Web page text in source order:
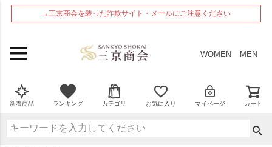
→三京商会を装った詐欺サイト・メールにご注意ください
WOMEN MEN
新着商品 ランキング カテゴリ お気に入り マイページ カート
ペー